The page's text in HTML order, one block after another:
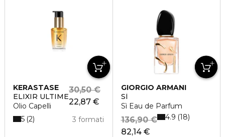
KERASTASE
ELIXIR ULTIME
Olio Capelli
22,87 €
30,50 €
3 formati
5 2
GIORGIO ARMANI
SÌ
Sì Eau de Parfum
82,14 €
136,90 € 4.9 18